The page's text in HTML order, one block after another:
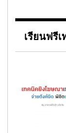
เรียนฟรี